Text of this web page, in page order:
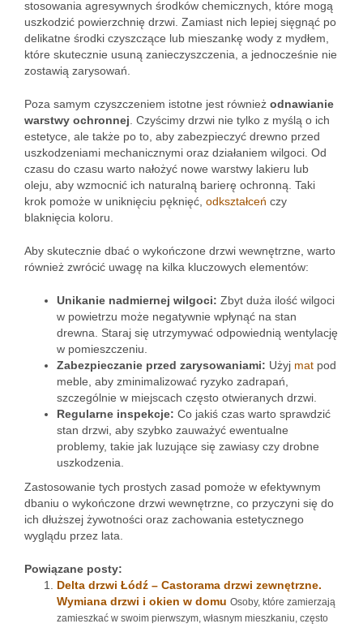
stosowania agresywnych środków chemicznych, które mogą
uszkodzić powierzchnię drzwi. Zamiast nich lepiej sięgnąć po
delikatne środki czyszczące lub mieszankę wody z mydłem,
które skutecznie usuną zanieczyszczenia, a jednocześnie nie
zostawią zarysowań.
Poza samym czyszczeniem istotne jest również odnawianie
warstwy ochronnej . Czyścimy drzwi nie tylko z myślą o ich
estetyce, ale także po to, aby zabezpieczyć drewno przed
uszkodzeniami mechanicznymi oraz działaniem wilgoci. Od
czasu do czasu warto nałożyć nowe warstwy lakieru lub
oleju, aby wzmocnić ich naturalną barierę ochronną. Taki
krok pomoże w uniknięciu pęknięć, odkształceń czy
blaknięcia koloru.
Aby skutecznie dbać o wykończone drzwi wewnętrzne, warto
również zwrócić uwagę na kilka kluczowych elementów:
Unikanie nadmiernej wilgoci: Zbyt duża ilość wilgoci
w powietrzu może negatywnie wpłynąć na stan
drewna. Staraj się utrzymywać odpowiednią wentylację
w pomieszczeniu.
Zabezpieczanie przed zarysowaniami: Użyj mat pod
meble, aby zminimalizować ryzyko zadrapań,
szczególnie w miejscach często otwieranych drzwi.
Regularne inspekcje: Co jakiś czas warto sprawdzić
stan drzwi, aby szybko zauważyć ewentualne
problemy, takie jak luzujące się zawiasy czy drobne
uszkodzenia.
Zastosowanie tych prostych zasad pomoże w efektywnym
dbaniu o wykończone drzwi wewnętrzne, co przyczyni się do
ich dłuższej żywotności oraz zachowania estetycznego
wyglądu przez lata.
Powiązane posty:
Delta drzwi Łódź – Castorama drzwi zewnętrzne.
Wymiana drzwi i okien w domu Osoby, które zamierzają
zamieszkać w swoim pierwszym, własnym mieszkaniu, często